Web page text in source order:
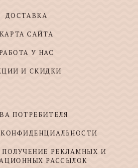
ДОСТАВКА
КАРТА САЙТА
У НАС
И СКИДКИ
ПОТРЕБИТЕЛЯ
ПОЛУЧЕНИЕ РЕКЛАМНЫХ И
РАССЫЛОК